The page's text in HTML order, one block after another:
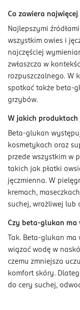
Co zawiera
Najlepszymi
wszystkim owies i
najczęściej
zwłaszcza w
rozpuszczalnego. W
spotkać także beta-
grzybów.
W jakich
Beta-glukan
kosmetykach oraz
przede wszystkim w
takich jak płatki
jęczmienna. W
kremach,
suchej, wrażliwej lub
Czy beta-glukan ma
Tak. Beta-glukan
wiązać wodę w
czemu zmniejsza
komfort skóry.
do cery suchej,